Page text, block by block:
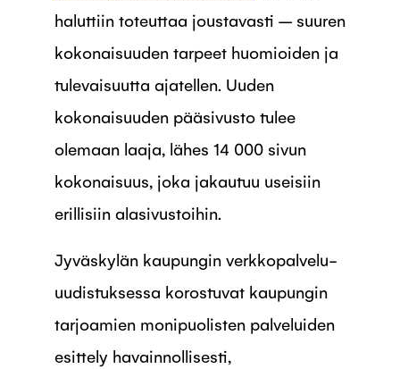
haluttiin toteuttaa joustavasti – suuren
kokonaisuuden tarpeet huomioiden ja
tulevaisuutta ajatellen. Uuden
kokonaisuuden pääsivusto tulee
olemaan laaja, lähes 14 000 sivun
kokonaisuus, joka jakautuu useisiin
erillisiin alasivustoihin.
Jyväskylän kaupungin verkkopalvelu-
uudistuksessa korostuvat kaupungin
tarjoamien monipuolisten palveluiden
esittely havainnollisesti,